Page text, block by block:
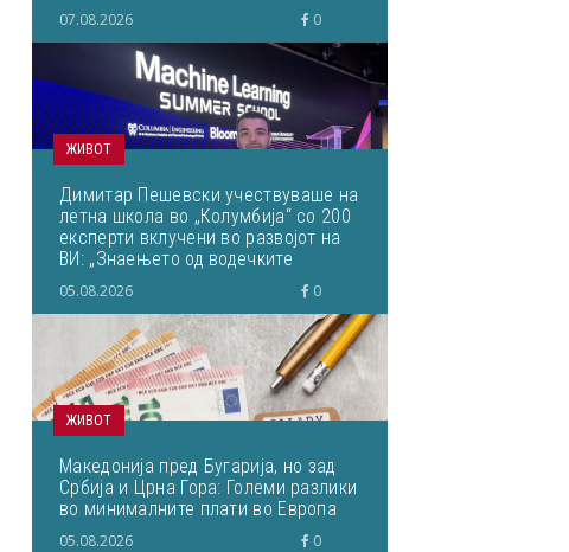
07.08.2026 0
ЖИВОТ
Димитар Пешевски учествуваше на
летна школа во „Колумбија“ со 200
експерти вклучени во развојот на
ВИ: „Знаењето од водечките
светски ВИ-истражувачи ќе им го
пренесам на студентите“
05.08.2026 0
ЖИВОТ
Македонија пред Бугарија, но зад
Србија и Црна Гора: Големи разлики
во минималните плати во Европа
05.08.2026 0